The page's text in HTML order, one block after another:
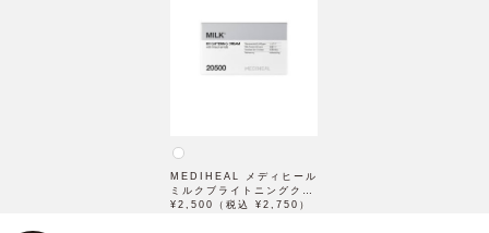
MEDIHEAL メディヒール
ミルクブライトニングクリ
ーム 60mL
¥2,500（税込 ¥2,750）